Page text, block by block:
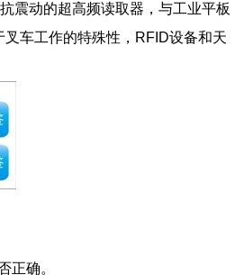
震动的超高频读取器，与工业平板
车工作的特殊性，RFID设备和天
正确。